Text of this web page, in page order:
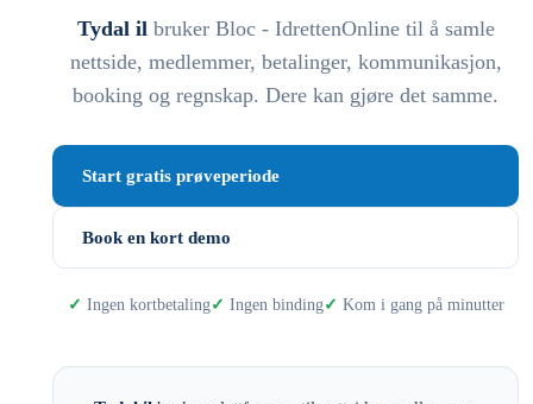
Tydal ilbruker Bloc - IdrettenOnline til å samle
nettside, medlemmer, betalinger, kommunikasjon,
booking og regnskap. Dere kan gjøre det samme.
Start gratis prøveperiode
Book en kort demo
Ingen kortbetaling Ingen binding Kom i gang på minutter